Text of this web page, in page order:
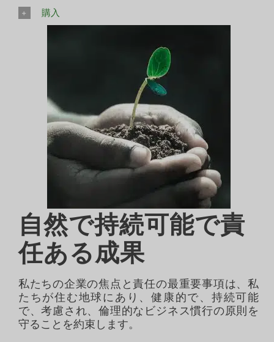
購入
自然で持続可能で責
任ある成果
私たちの企業の焦点と責任の最重要事項は、私
たちが住む地球にあり、健康的で、持続可能
で、考慮され、倫理的なビジネス慣行の原則を
守ることを約束します。